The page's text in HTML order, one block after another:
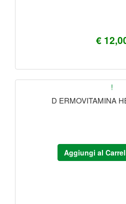
€
!
D ERMOVITAMINA
Aggiungi al